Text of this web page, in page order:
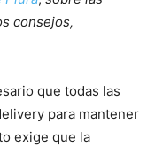
consejos,
que todas las
para mantener
exige que la